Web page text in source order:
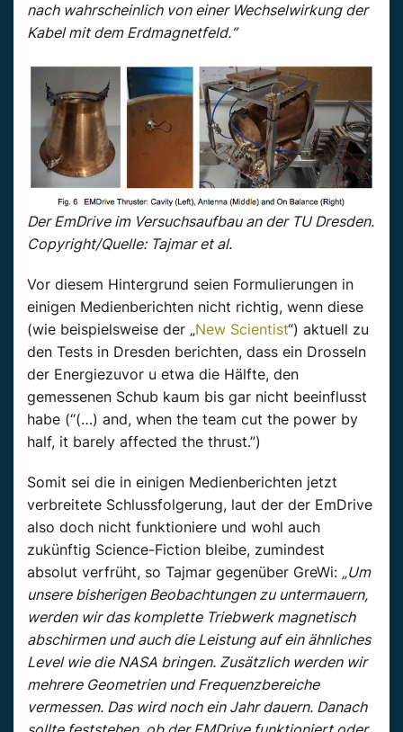
nach wahrscheinlich von einer Wechselwirkung der
Kabel mit dem Erdmagnetfeld.“
Der EmDrive im Versuchsaufbau an der TU Dresden.
Copyright/Quelle: Tajmar et al.
Vor diesem Hintergrund seien Formulierungen in
einigen Medienberichten nicht richtig, wenn diese
(wie beispielsweise der „New Scientist“) aktuell zu
den Tests in Dresden berichten, dass ein Drosseln
der Energiezuvor u etwa die Hälfte, den
gemessenen Schub kaum bis gar nicht beeinflusst
habe (“(…) and, when the team cut the power by
half, it barely affected the thrust.”)
Somit sei die in einigen Medienberichten jetzt
verbreitete Schlussfolgerung, laut der der EmDrive
also doch nicht funktioniere und wohl auch
zukünftig Science-Fiction bleibe, zumindest
absolut verfrüht, so Tajmar gegenüber GreWi: „Um
unsere bisherigen Beobachtungen zu untermauern,
werden wir das komplette Triebwerk magnetisch
abschirmen und auch die Leistung auf ein ähnliches
Level wie die NASA bringen. Zusätzlich werden wir
mehrere Geometrien und Frequenzbereiche
vermessen. Das wird noch ein Jahr dauern. Danach